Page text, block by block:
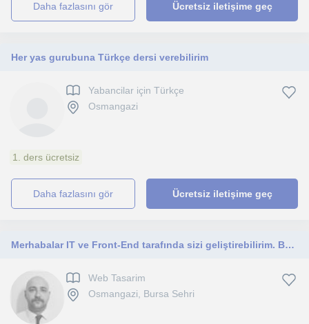
daha fazlasını gör Ücretsiz iletişime geç
Her yas gurubuna Türkçe dersi verebilirim
Yabancilar için Türkçe
Osmangazi
1. ders ücretsiz
daha fazlasını gör Ücretsiz iletişime geç
Merhabalar IT ve Front-End tarafında sizi geliştirebilirim. Bursa civarı özel ders verebilirim
Web Tasarim
Osmangazi, Bursa Sehri